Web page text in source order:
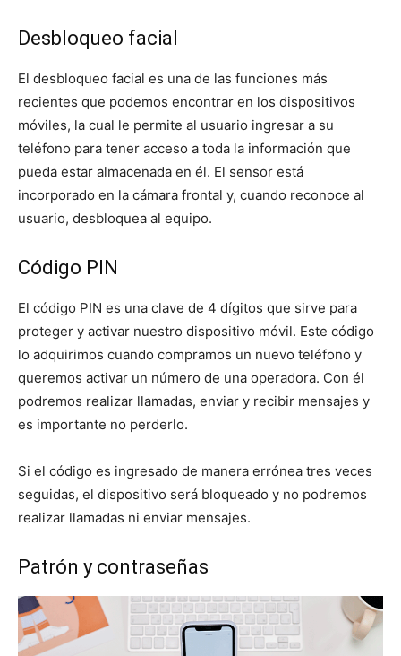
Desbloqueo facial
El desbloqueo facial es una de las funciones más
recientes que podemos encontrar en los dispositivos
móviles, la cual le permite al usuario ingresar a su
teléfono para tener acceso a toda la información que
pueda estar almacenada en él. El sensor está
incorporado en la cámara frontal y, cuando reconoce al
usuario, desbloquea al equipo.
Código PIN
El código PIN es una clave de 4 dígitos que sirve para
proteger y activar nuestro dispositivo móvil. Este código
lo adquirimos cuando compramos un nuevo teléfono y
queremos activar un número de una operadora. Con él
podremos realizar llamadas, enviar y recibir mensajes y
es importante no perderlo.
Si el código es ingresado de manera errónea tres veces
seguidas, el dispositivo será bloqueado y no podremos
realizar llamadas ni enviar mensajes.
Patrón y contraseñas